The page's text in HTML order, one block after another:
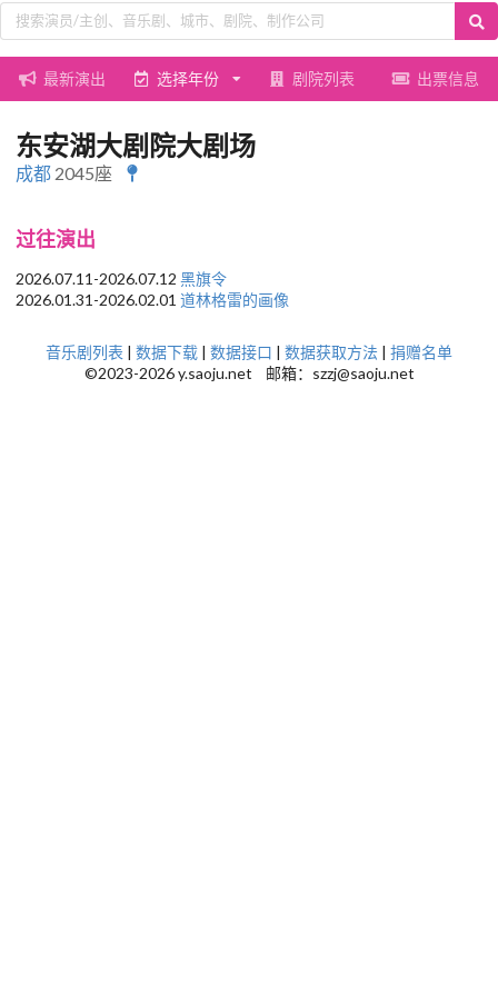
最新演出 选择年份 剧院列表 出票信息
东安湖大剧院大剧场
成都 2045座
过往演出
2026.07.11-2026.07.12 黑旗令
2026.01.31-2026.02.01 道林格雷的画像
音乐剧列表 | 数据下载 | 数据接口 | 数据获取方法 | 捐赠名单
©2023-2026 y.saoju.net 邮箱：szzj@saoju.net